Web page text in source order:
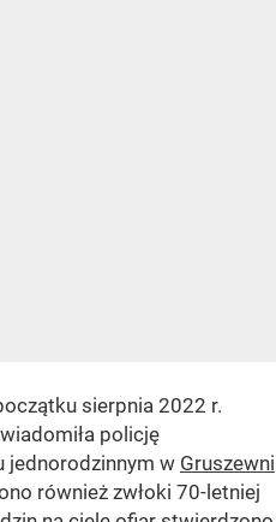
sierpnia 2022 r.
policję
jednorodzinnym w Gruszewni
również zwłoki 70-letniej